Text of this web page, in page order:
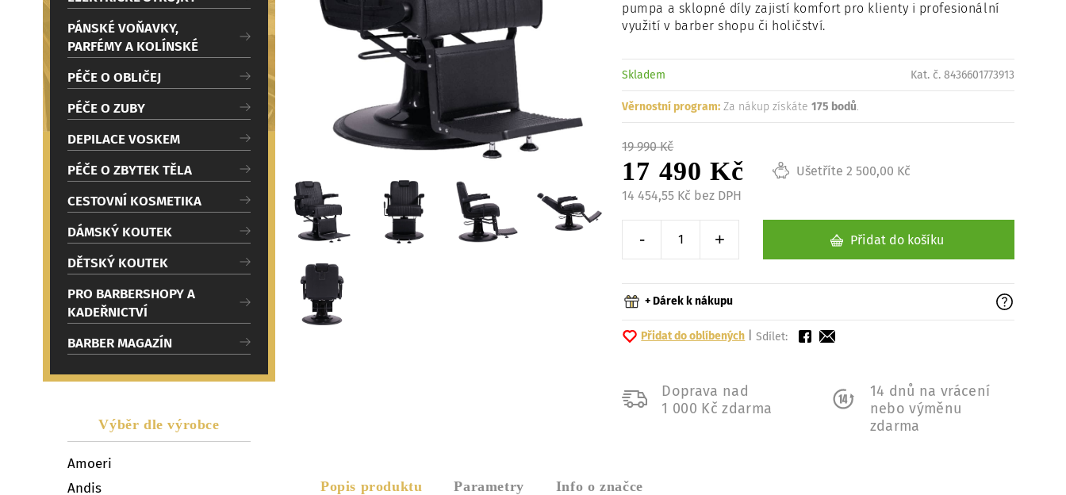
PÁNSKÉ VOŇAVKY,
PARFÉMY A KOLÍNSKÉ
PÉČE O OBLIČEJ
PÉČE O ZUBY
DEPILACE VOSKEM
PÉČE O ZBYTEK TĚLA
CESTOVNÍ KOSMETIKA
DÁMSKÝ KOUTEK
DĚTSKÝ KOUTEK
PRO BARBERSHOPY A
KADEŘNICTVÍ
BARBER MAGAZÍN
Výběr dle výrobce
Amoeri
Andis
Načítám Načítám
pumpa a sklopné díly zajistí komfort pro klienty i profesionální
využití v barber shopu či holičství.
Skladem Kat. č. 8436601773913
Věrnostní program: Za nákup získáte175 bodů.
19 990 Kč
17 490 Kč
14 454,55 Kč bez DPH
Ušetříte 2 500,00 Kč
Snížit o 1 kus
-
Zvýšit o 1 kus
+ Přidat do košíku
+ Dárek k nákupu
Přidat do oblíbených |Sdílet:
Doprava nad
1 000 Kč zdarma
14 dnů na vrácení
nebo výměnu
zdarma
Popis produktu Parametry Info o značce